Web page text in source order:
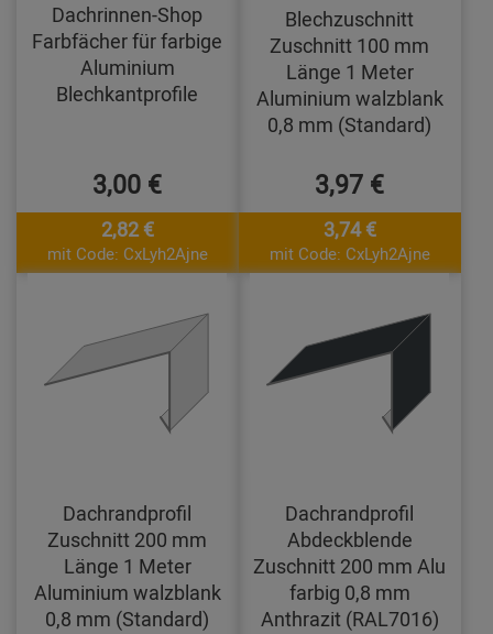
Dachrinnen-Shop
Farbfächer für farbige
Aluminium
Blechkantprofile
3,00 €
2,82 €
mit Code: CxLyh2Ajne
Blechzuschnitt
Zuschnitt 100 mm
Länge 1 Meter
Aluminium walzblank
0,8 mm (Standard)
3,97 €
3,74 €
mit Code: CxLyh2Ajne
Dachrandprofil
Zuschnitt 200 mm
Länge 1 Meter
Aluminium walzblank
0,8 mm (Standard)
Dachrandprofil
Abdeckblende
Zuschnitt 200 mm Alu
farbig 0,8 mm
Anthrazit (RAL7016)